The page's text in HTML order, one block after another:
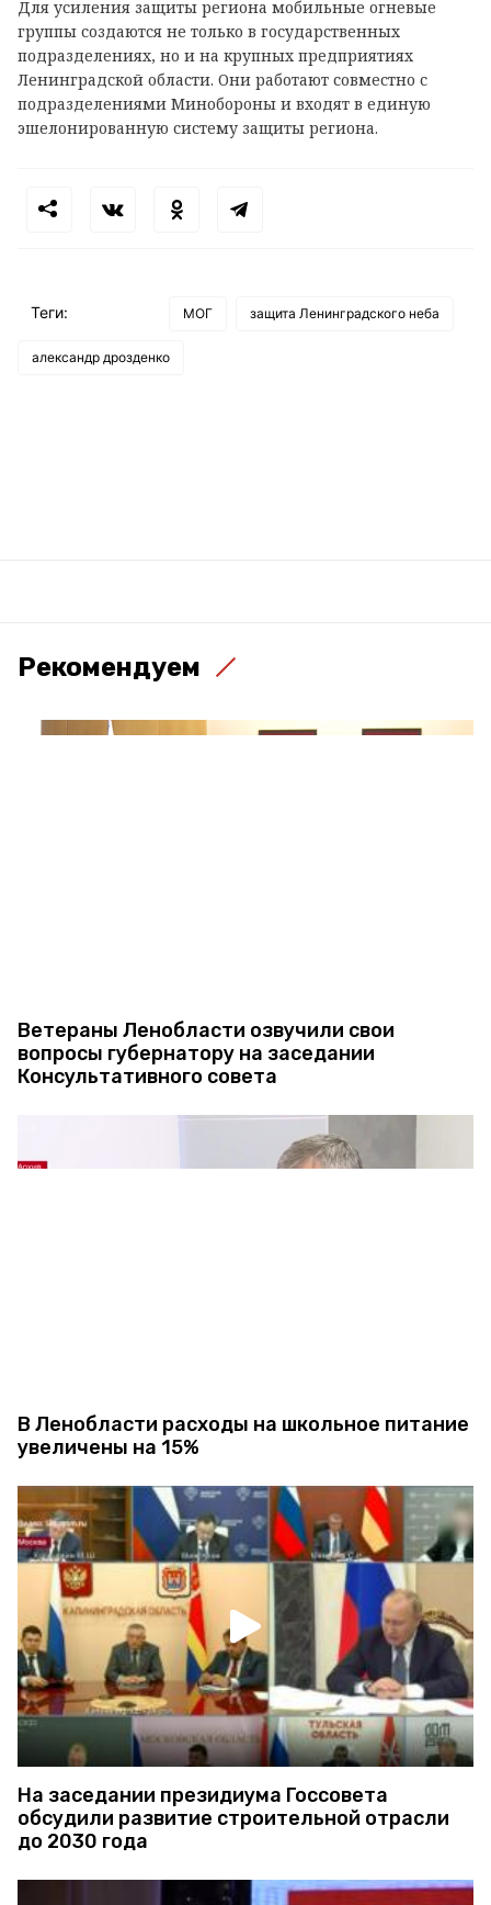
Для усиления защиты региона мобильные огневые
группы создаются не только в государственных
подразделениях, но и на крупных предприятиях
Ленинградской области. Они работают совместно с
подразделениями Минобороны и входят в единую
эшелонированную систему защиты региона.
Теги: МОГ защита Ленинградского неба
александр дрозденко
Рекомендуем
Ветераны Ленобласти озвучили свои
вопросы губернатору на заседании
Консультативного совета
В Ленобласти расходы на школьное питание
увеличены на 15%
На заседании президиума Госсовета
обсудили развитие строительной отрасли
до 2030 года